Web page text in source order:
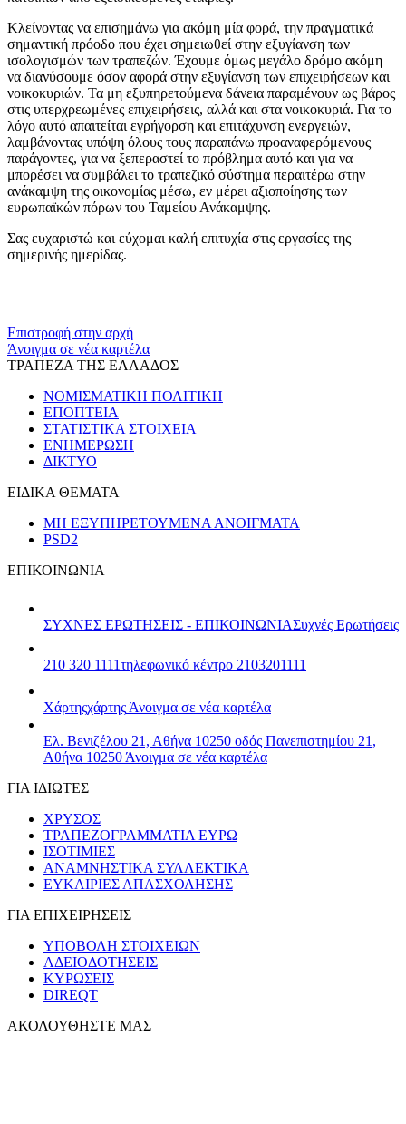
Κλείνοντας να επισημάνω για ακόμη μία φορά, την πραγματικά
σημαντική πρόοδο που έχει σημειωθεί στην εξυγίανση των
ισολογισμών των τραπεζών. Έχουμε όμως μεγάλο δρόμο ακόμη
να διανύσουμε όσον αφορά στην εξυγίανση των επιχειρήσεων και
νοικοκυριών. Τα μη εξυπηρετούμενα δάνεια παραμένουν ως βάρος
στις υπερχρεωμένες επιχειρήσεις, αλλά και στα νοικοκυριά. Για το
λόγο αυτό απαιτείται εγρήγορση και επιτάχυνση ενεργειών,
λαμβάνοντας υπόψη όλους τους παραπάνω προαναφερόμενους
παράγοντες, για να ξεπεραστεί το πρόβλημα αυτό και για να
μπορέσει να συμβάλει το τραπεζικό σύστημα περαιτέρω στην
ανάκαμψη της οικονομίας μέσω, εν μέρει αξιοποίησης των
ευρωπαϊκών πόρων του Ταμείου Ανάκαμψης.
Σας ευχαριστώ και εύχομαι καλή επιτυχία στις εργασίες της
σημερινής ημερίδας.
Επιστροφή στην αρχή
Άνοιγμα σε νέα καρτέλα
ΤΡΑΠΕΖΑ ΤΗΣ ΕΛΛΑΔΟΣ
ΝΟΜΙΣΜΑΤΙΚΗ ΠΟΛΙΤΙΚΗ
ΕΠΟΠΤΕΙΑ
ΣΤΑΤΙΣΤΙΚΑ ΣΤΟΙΧΕΙΑ
ΕΝΗΜΕΡΩΣΗ
ΔΙΚΤΥΟ
ΕΙΔΙΚΑ ΘΕΜΑΤΑ
ΜΗ ΕΞΥΠΗΡΕΤΟΥΜΕΝΑ ΑΝΟΙΓΜΑΤΑ
PSD2
ΕΠΙΚΟΙΝΩΝΙΑ
ΣΥΧΝΕΣ ΕΡΩΤΗΣΕΙΣ - ΕΠΙΚΟΙΝΩΝΙΑΣυχνές Ερωτήσεις
210 320 1111τηλεφωνικό κέντρο 2103201111
Χάρτηςχάρτης Άνοιγμα σε νέα καρτέλα
Ελ. Βενιζέλου 21, Αθήνα 10250 οδός Πανεπιστημίου 21,
Αθήνα 10250 Άνοιγμα σε νέα καρτέλα
ΓΙΑ ΙΔΙΩΤΕΣ
ΧΡΥΣΟΣ
ΤΡΑΠΕΖΟΓΡΑΜΜΑΤΙΑ ΕΥΡΩ
ΙΣΟΤΙΜΙΕΣ
ΑΝΑΜΝΗΣΤΙΚΑ ΣΥΛΛΕΚΤΙΚΑ
ΕΥΚΑΙΡΙΕΣ ΑΠΑΣΧΟΛΗΣΗΣ
ΓΙΑ ΕΠΙΧΕΙΡΗΣΕΙΣ
ΥΠΟΒΟΛΗ ΣΤΟΙΧΕΙΩΝ
ΑΔΕΙΟΔΟΤΗΣΕΙΣ
ΚΥΡΩΣΕΙΣ
DIREQT
ΑΚΟΛΟΥΘΗΣΤΕ ΜΑΣ